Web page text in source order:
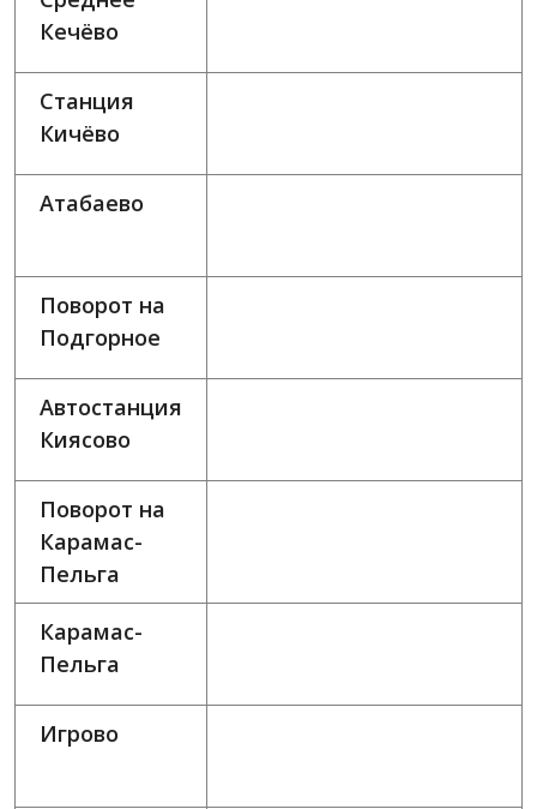
Кечёво
Станция
Кичёво
Атабаево
Поворот на
Подгорное
Автостанция
Киясово
Поворот на
Карамас-
Пельга
Карамас-
Пельга
Игрово